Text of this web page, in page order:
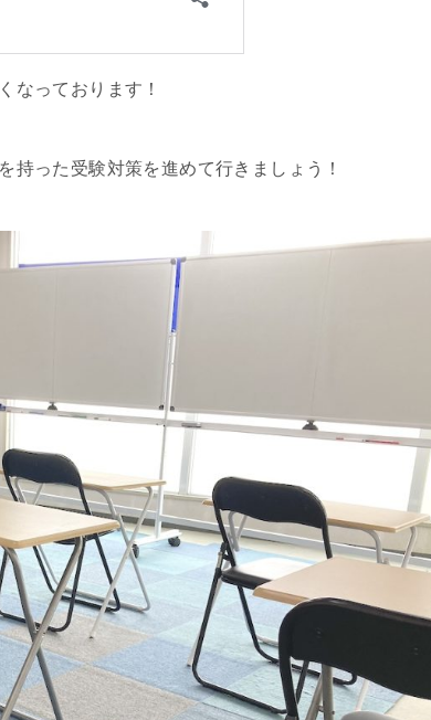
なっております！
持った受験対策を進めて行きましょう！